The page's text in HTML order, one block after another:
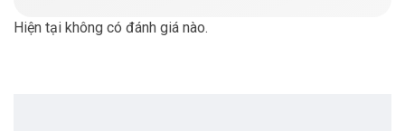
Hiện tại không có đánh giá nào.